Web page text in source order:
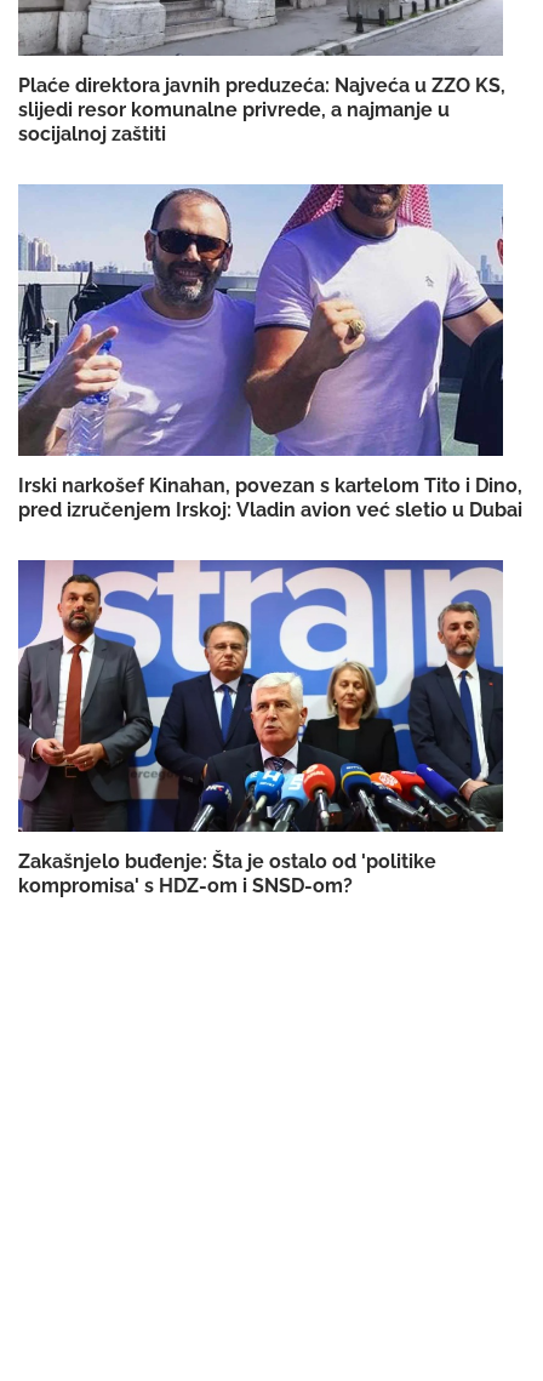
Plaće direktora javnih preduzeća: Najveća u ZZO KS,
slijedi resor komunalne privrede, a najmanje u
socijalnoj zaštiti
Irski narkošef Kinahan, povezan s kartelom Tito i Dino,
pred izručenjem Irskoj: Vladin avion već sletio u Dubai
Zakašnjelo buđenje: Šta je ostalo od 'politike
kompromisa' s HDZ-om i SNSD-om?